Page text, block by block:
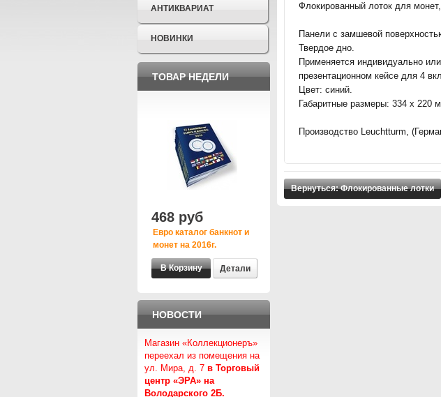
АНТИКВАРИАТ
НОВИНКИ
ТОВАР НЕДЕЛИ
468 руб
Евро каталог банкнот и
монет на 2016г.
Детали
НОВОСТИ
Магазин «Коллекционеръ»
переехал из помещения на
ул. Мира, д. 7 в Торговый
центр «ЭРА» на
Володарского 2Б.
Флокированный лоток для
Панели с замшевой
Твердое дно.
Применяется индивидуально
презентационном кейсе для 4
Цвет: синий.
Габаритные размеры: 334 х 220
Производство Leuchtturm,
Вернуться: Флокированные лотки